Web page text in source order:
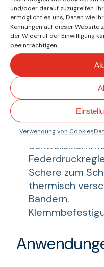
und/oder darauf zuzugreifen.
ermöglicht es uns, Daten wie
Kennungen auf dieser Website
der Widerruf der Einwilligung
beeinträchtigen.
Verwendung von Cookies
präsentiert in
gepolsterter
Beinhaltet:
Schweißgerät
(40 W -220/230
Flacher
Flacher
Schere zum
thermisch
Bändern.